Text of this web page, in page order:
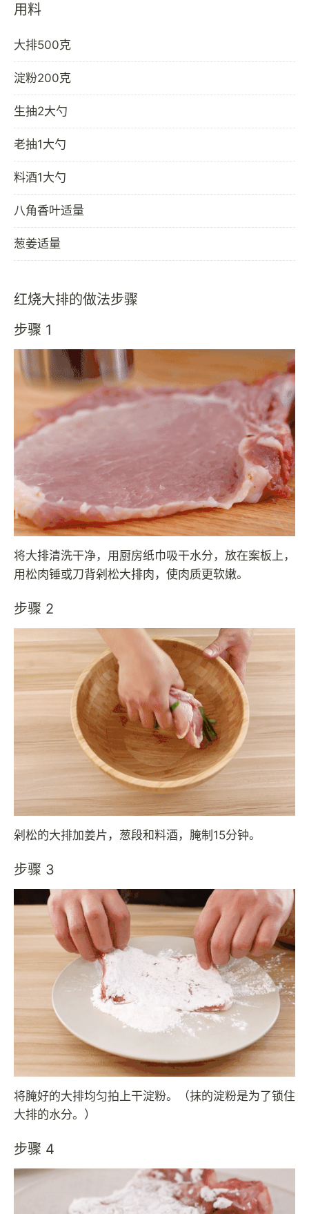
用料
大排500克
淀粉200克
生抽2大勺
老抽1大勺
料酒1大勺
八角香叶适量
葱姜适量
红烧大排的做法步骤
步骤 1
将大排清洗干净，用厨房纸巾吸干水分，放在案板上，
用松肉锤或刀背剁松大排肉，使肉质更软嫩。
步骤 2
剁松的大排加姜片，葱段和料酒，腌制15分钟。
步骤 3
将腌好的大排均匀拍上干淀粉。（抹的淀粉是为了锁住
大排的水分。）
步骤 4